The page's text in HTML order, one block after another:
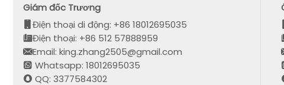
Giám đốc Trương
Điện thoại di động: +86 18012695035
Điện thoại: +86 512 57888959
Email: king.zhang2505@gmail.com
Whatsapp: 18012695035
QQ: 3377584302